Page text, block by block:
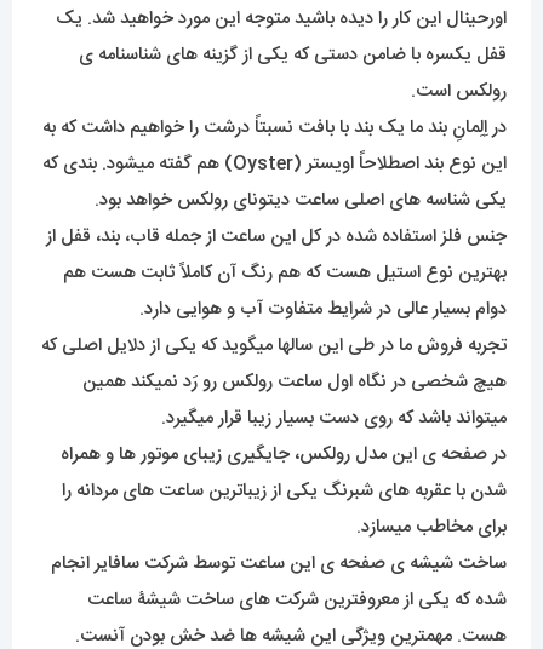
اورحینال این کار را دیده باشید متوجه این مورد خواهید شد. یک
قفل یکسره با ضامن دستی که یکی از گزینه های شناسنامه ی
رولکس است.
در اِلِمانِ بند ما یک بند با بافت نسبتاً درشت را خواهیم داشت که به
این نوع بند اصطلاحاً اویستر (Oyster) هم گفته میشود. بندی که
یکی شناسه های اصلی ساعت دیتونای رولکس خواهد بود.
جنس فلز استفاده شده در کل این ساعت از جمله قاب، بند، قفل از
بهترین نوع استیل هست که هم رنگ آن کاملاً ثابت هست هم
دوام بسیار عالی در شرایط متفاوت آب و هوایی دارد.
تجربه فروش ما در طی این سالها میگوید که یکی از دلایل اصلی که
هیچ شخصی در نگاه اول ساعت رولکس رو رَد نمیکند همین
میتواند باشد که روی دست بسیار زیبا قرار میگیرد.
در صفحه ی این مدل رولکس، جایگیری زیبای موتور ها و همراه
شدن با عقربه های شبرنگ یکی از زیباترین ساعت های مردانه را
برای مخاطب میسازد.
ساخت شیشه ی صفحه ی این ساعت توسط شرکت سافایر انجام
شده که یکی از معروفترین شرکت های ساخت شیشۀ ساعت
هست. مهمترین ویژگی این شیشه ها ضد خش بودن آنست.